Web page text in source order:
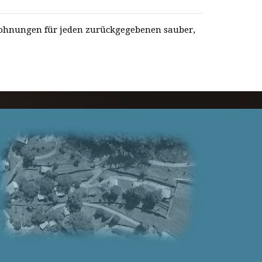
für jeden zurückgegebenen sauber,